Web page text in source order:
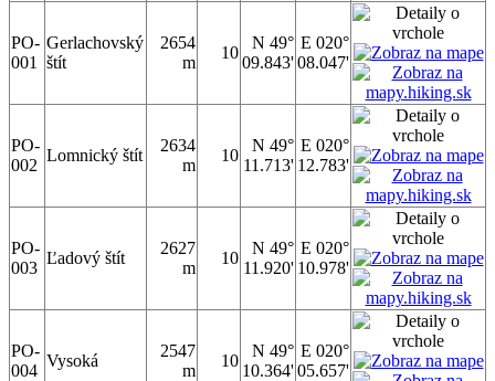
PO-
001
Gerlachovský
štít
2654
m
10
N 49°
09.843'
E 020°
08.047'
PO-
002
Lomnický štít
2634
m
10
N 49°
11.713'
E 020°
12.783'
PO-
003
Ľadový štít
2627
m
10
N 49°
11.920'
E 020°
10.978'
PO-
004
Vysoká
2547
m
10
N 49°
10.364'
E 020°
05.657'